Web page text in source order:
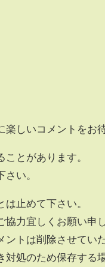
しいコメントをお
とがあります。
い。
止めて下さい。
力宜しくお願い申
ントは削除させてい
処のため保存する